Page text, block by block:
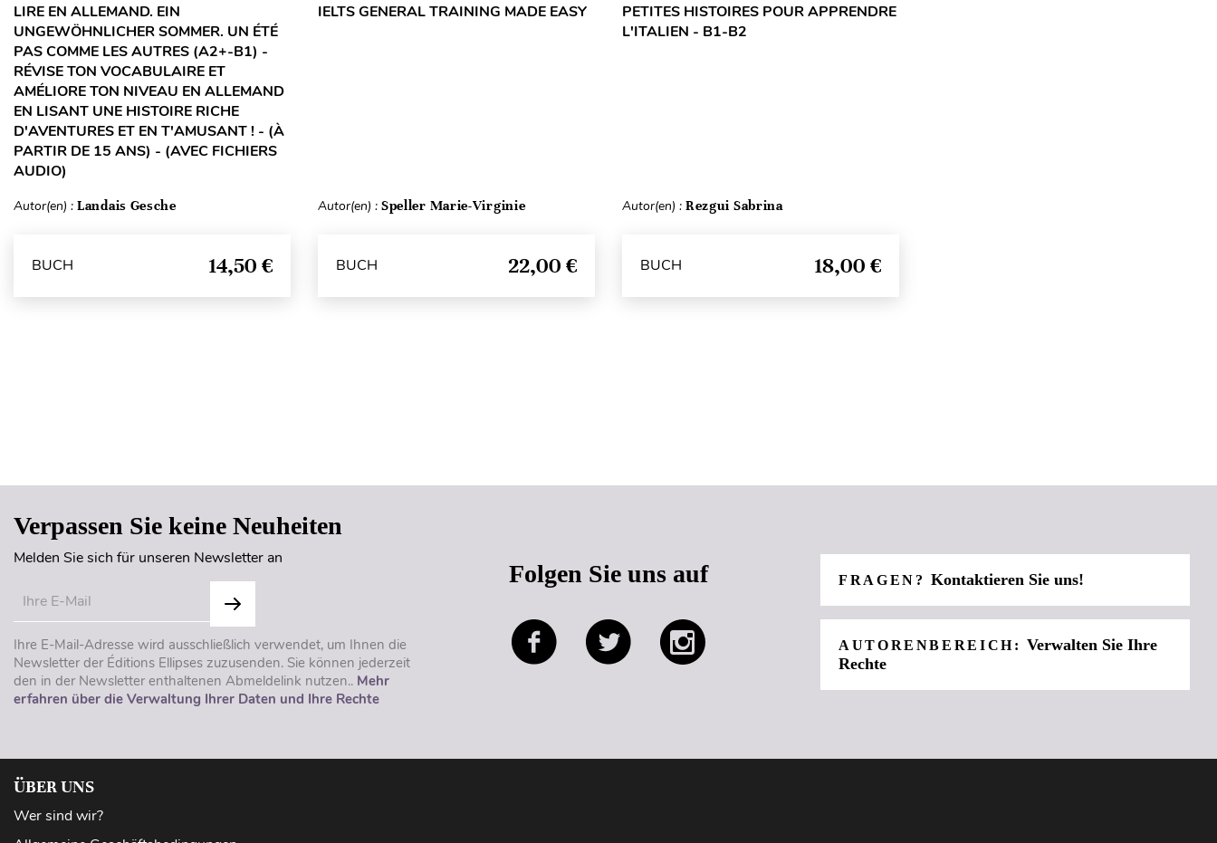
LIRE EN ALLEMAND. EIN
UNGEWÖHNLICHER SOMMER. UN ÉTÉ
PAS COMME LES AUTRES (A2+-B1) -
RÉVISE TON VOCABULAIRE ET
AMÉLIORE TON NIVEAU EN ALLEMAND
EN LISANT UNE HISTOIRE RICHE
D'AVENTURES ET EN T'AMUSANT ! - (À
PARTIR DE 15 ANS) - (AVEC FICHIERS
AUDIO)
Autor(en) : Landais Gesche
BUCH 14,50 €
IELTS GENERAL TRAINING MADE EASY
Autor(en) : Speller Marie-Virginie
BUCH 22,00 €
PETITES HISTOIRES POUR APPRENDRE
L'ITALIEN - B1-B2
Autor(en) : Rezgui Sabrina
BUCH 18,00 €
Verpassen Sie keine Neuheiten
Melden Sie sich für unseren Newsletter an
Ihre E-Mail-Adresse wird ausschließlich verwendet, um Ihnen die
Newsletter der Éditions Ellipses zuzusenden. Sie können jederzeit
den in der Newsletter enthaltenen Abmeldelink nutzen.. Mehr
erfahren über die Verwaltung Ihrer Daten und Ihre Rechte
Folgen Sie uns auf FRAGEN?Kontaktieren Sie uns!
AUTORENBEREICH:Verwalten Sie Ihre
Rechte
ÜBER UNS
Wer sind wir?